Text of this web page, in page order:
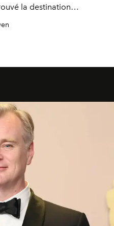
la destination